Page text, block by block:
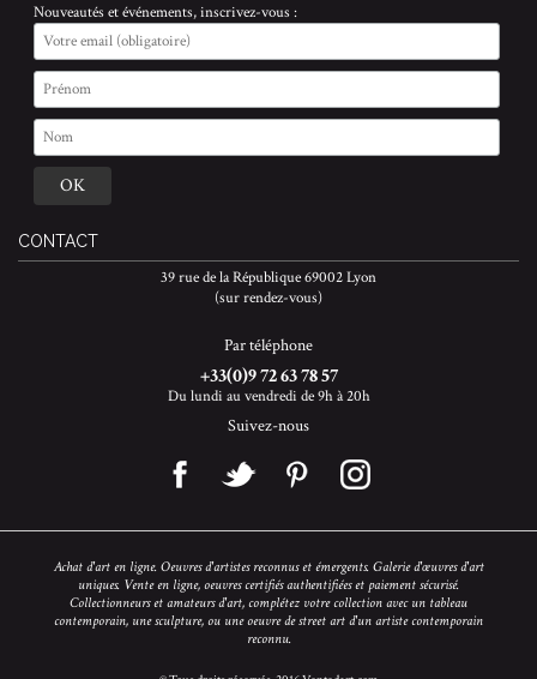
Nouveautés et événements, inscrivez-vous :
CONTACT
39 rue de la République 69002 Lyon
(sur rendez-vous)
Par téléphone
+33(0)9 72 63 78 57
Du lundi au vendredi de 9h à 20h
Suivez-nous
Achat d'art en ligne. Oeuvres d'artistes reconnus et émergents. Galerie d'œuvres d'art
uniques. Vente en ligne, oeuvres certifiés authentifiées et paiement sécurisé.
Collectionneurs et amateurs d'art, complétez votre collection avec un tableau
contemporain, une sculpture, ou une oeuvre de street art d'un artiste contemporain
reconnu.